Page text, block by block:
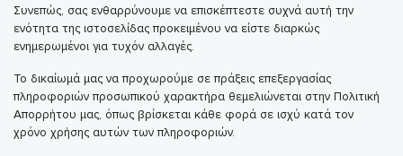
Συνεπώς, σας ενθαρρύνουμε να επισκέπτεστε συχνά αυτή την
ενότητα της ιστοσελίδας προκειμένου να είστε διαρκώς
ενημερωμένοι για τυχόν αλλαγές.
Το δικαίωμά μας να προχωρούμε σε πράξεις επεξεργασίας
πληροφοριών προσωπικού χαρακτήρα θεμελιώνεται στην Πολιτική
Απορρήτου μας, όπως βρίσκεται κάθε φορά σε ισχύ κατά τον
χρόνο χρήσης αυτών των πληροφοριών.